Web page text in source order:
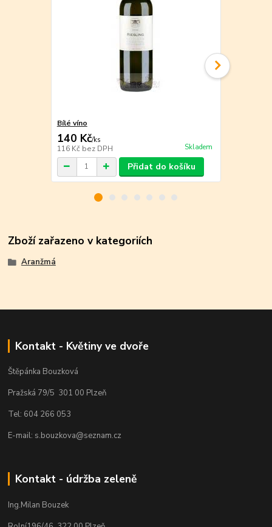
Bílé víno
140 Kč/ks
116 Kč bez DPH Skladem
Přidat do košíku
Zboží zařazeno v kategoriích
Aranžmá
Kontakt - Květiny ve dvoře
Štěpánka Bouzková
Pražská 79/5 301 00 Plzeň
Tel: 604 266 053
E-mail: s.bouzkova@seznam.cz
Kontakt - údržba zeleně
Ing.Milan Bouzek